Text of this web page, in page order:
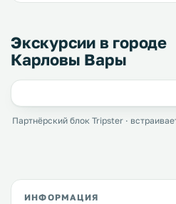
Экскурсии в городе
Карловы Вары
Партнёрский блок Tripster ·
ИНФОРМАЦИЯ